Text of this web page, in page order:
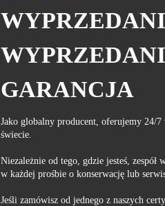
GARANCJA
Jako globalny producent, oferujemy 24/7
świecie.
Niezależnie od tego, gdzie jesteś,
w każdej prośbie o konserwację lub
Jeśli zamówisz od jednego z naszych